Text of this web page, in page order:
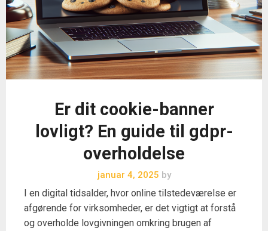
Er dit cookie-banner
lovligt? En guide til gdpr-
overholdelse
januar 4, 2025 by
I en digital tidsalder, hvor online tilstedeværelse er
afgørende for virksomheder, er det vigtigt at forstå
og overholde lovgivningen omkring brugen af